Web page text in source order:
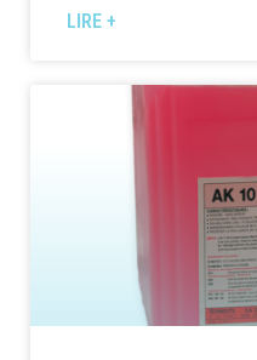
LIRE +